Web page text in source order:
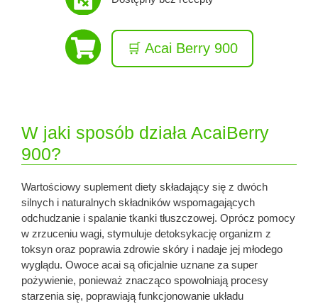
🛒 Acai Berry 900
W jaki sposób działa AcaiBerry
900?
Wartościowy suplement diety składający się z dwóch
silnych i naturalnych składników wspomagających
odchudzanie i spalanie tkanki tłuszczowej. Oprócz pomocy
w zrzuceniu wagi, stymuluje detoksykację organizm z
toksyn oraz poprawia zdrowie skóry i nadaje jej młodego
wyglądu. Owoce acai są oficjalnie uznane za super
pożywienie, ponieważ znacząco spowolniają procesy
starzenia się, poprawiają funkcjonowanie układu